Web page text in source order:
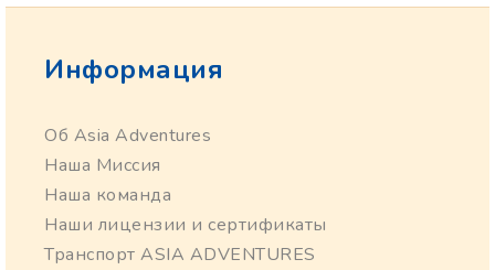
Информация
Об Asia Adventures
Наша Миссия
Наша команда
Наши лицензии и сертификаты
Транспорт ASIA ADVENTURES